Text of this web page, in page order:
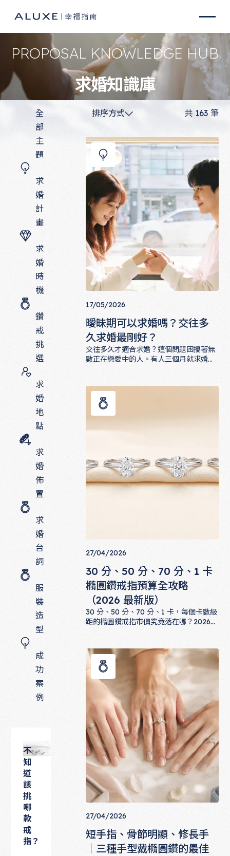
PROPOSAL KNOWLEDGE HUB
求婚知識庫
全
部
主
題
求
婚
計
畫
求
婚
時
機
鑽
戒
挑
選
求
婚
地
點
求
婚
佈
置
求
婚
台
詞
服
裝
造
型
成
功
案
例
不
知
道
該
挑
哪
款
戒
指？
排序方式 共 163 筆
17/05/2026
曖昧期可以求婚嗎？交往多
久求婚最剛好？
交往多久才適合求婚？這個問題困擾著無
數正在戀愛中的人。有人三個月就求婚，
在於兩個人的了解程度、生活契合度，以
及共同面對未來的準備。這篇文章帶你從
心理學與實際生活角度，重新思考求婚時
機這件事。
27/04/2026
30 分、50 分、70 分、1 卡
橢圓鑽戒指預算全攻略
（2026 最新版）
30 分、50 分、70 分、1 卡，每個卡數級
距的橢圓鑽戒指市價究竟落在哪？2026
圓鑽的購買預算。
27/04/2026
短手指、骨節明顯、修長手
｜三種手型戴橢圓鑽的最佳